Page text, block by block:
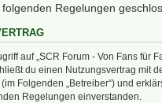
Regelungen
auf „SCR Forum - Von Fans für
du einen Nutzungsvertrag mit
Folgenden „Betreiber“) und
Regelungen einverstanden.